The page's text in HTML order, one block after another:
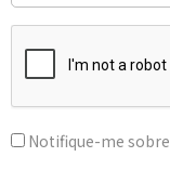
Notifique-me